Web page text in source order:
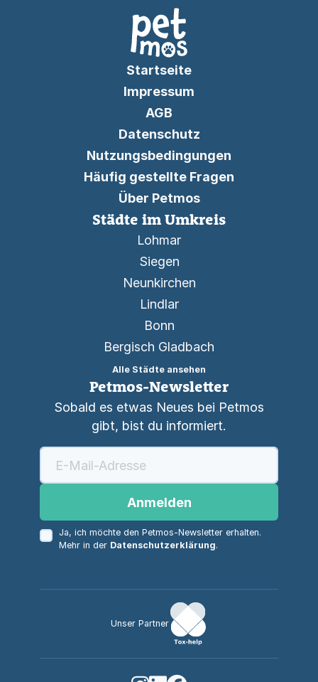
Startseite
Impressum
AGB
Datenschutz
Nutzungsbedingungen
Häufig gestellte Fragen
Über Petmos
Städte im Umkreis
Lohmar
Siegen
Neunkirchen
Lindlar
Bonn
Bergisch Gladbach
Alle Städte ansehen
Petmos-Newsletter
Sobald es etwas Neues bei Petmos
gibt, bist du informiert.
Anmelden
Ja, ich möchte den Petmos-Newsletter erhalten.
Mehr in der Datenschutzerklärung.
Unser Partner